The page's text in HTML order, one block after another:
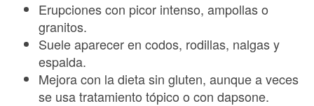
Erupciones con picor intenso, ampollas o
granitos.
Suele aparecer en codos, rodillas, nalgas y
espalda.
Mejora con la dieta sin gluten, aunque a veces
se usa tratamiento tópico o con dapsone.